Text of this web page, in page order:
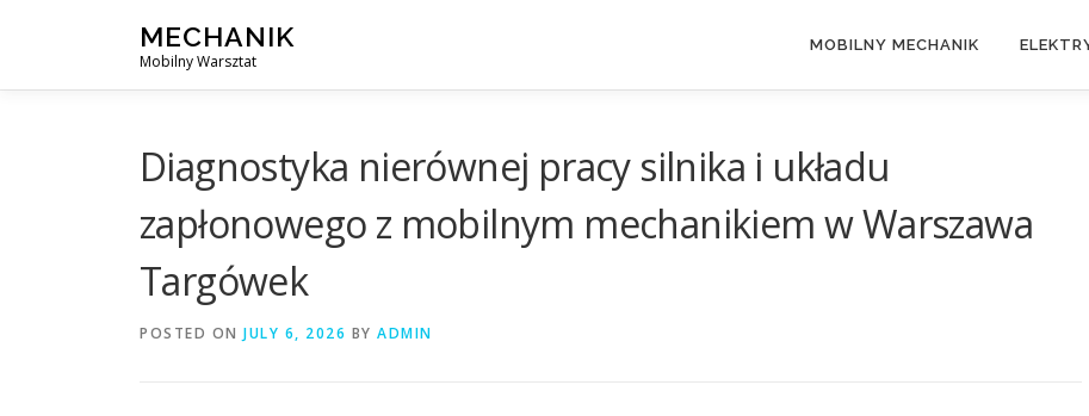
MECHANIK
Mobilny Warsztat
MOBILNY MECHANIK
Diagnostyka nierównej pracy silnika i układu
zapłonowego z mobilnym mechanikiem w Warszawa
Targówek
POSTED ON JULY 6, 2026 BY ADMIN